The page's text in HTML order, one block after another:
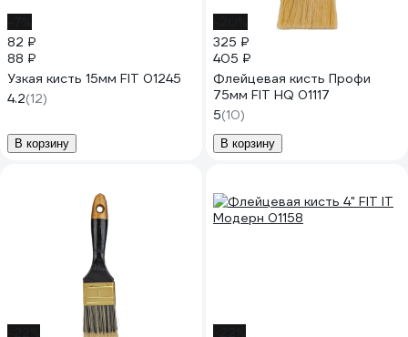
82 ₽
88 ₽
Узкая кисть 15мм FIT 01245
4.2(12)
В корзину
325 ₽
405 ₽
Флейцевая кисть Профи
75мм FIT HQ 01117
5(10)
В корзину